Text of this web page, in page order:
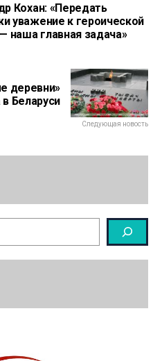
Кохан: «Передать
уважение к героической
наша главная задача»
деревни»
Беларуси
Следующая новость